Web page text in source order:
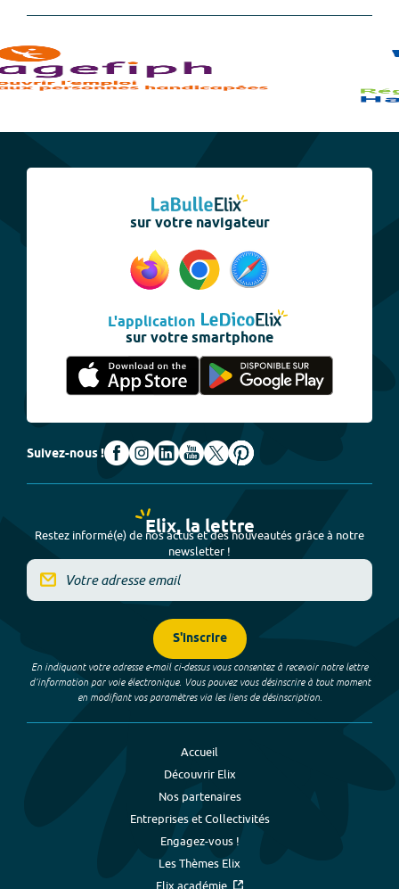
sur votre navigateur
L'application
sur votre smartphone
Suivez-nous !
Elix, la lettre
Restez informé(e) de nos actus et des nouveautés grâce à notre
newsletter !
S'inscrire
En indiquant votre adresse e-mail ci-dessus vous consentez à recevoir notre lettre
d’information par voie électronique. Vous pouvez vous désinscrire à tout moment
en modifiant vos paramètres via les liens de désinscription.
Accueil
Découvrir Elix
Nos partenaires
Entreprises et Collectivités
Engagez-vous !
Les Thèmes Elix
Elix académie